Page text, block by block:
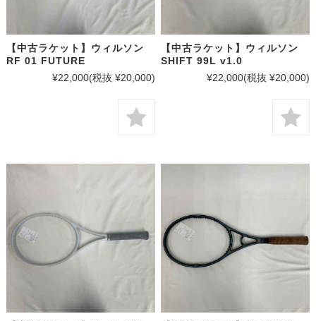
【中古ラケット】ウィルソン
RF 01 FUTURE
¥22,000(税抜 ¥20,000)
【中古ラケット】ウィルソン
SHIFT 99L v1.0
¥22,000(税抜 ¥20,000)